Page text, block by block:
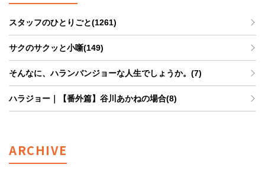
スタッフのひとりごと(1261)
サクのサクッと小噺(149)
そんなに、ハランバンジョーな人生でしょうか。(7)
ハラジョー｜【番外篇】谷川あかねの場合(8)
ARCHIVE